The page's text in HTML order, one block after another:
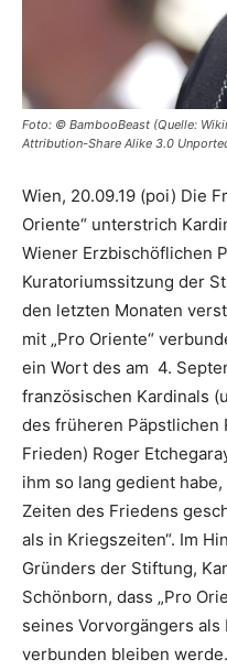
Foto: © BambooBeast (Quelle:
Attribution-Share Alike 3.0
Wien, 20.09.19 (poi) Die
Oriente“ unterstrich
Wiener Erzbischöflichen
Kuratoriumssitzung der
den letzten Monaten
mit „Pro Oriente“
ein Wort des am 4.
französischen Kardinals
des früheren Päpstlichen
Frieden) Roger
ihm so lang gedient
Zeiten des Friedens
als in Kriegszeiten“. Im
Gründers der Stiftung,
Schönborn, dass „Pro
seines Vorvorgängers als
verbunden bleiben